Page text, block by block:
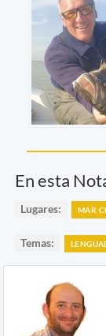
En esta
Lugares: MAR
Temas: